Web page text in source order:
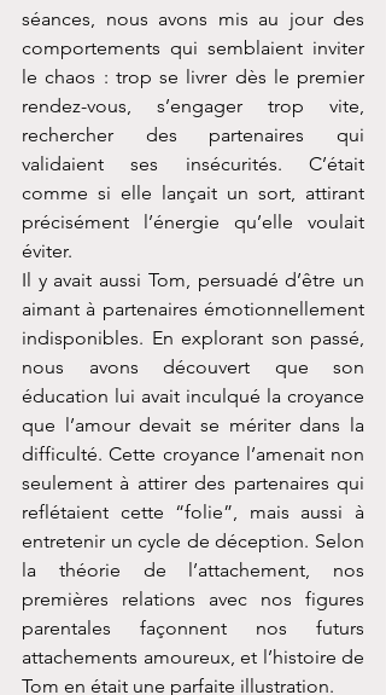
séances, nous avons mis au jour des
comportements qui semblaient inviter
le chaos : trop se livrer dès le premier
rendez-vous, s’engager trop vite,
rechercher des partenaires qui
validaient ses insécurités. C’était
comme si elle lançait un sort, attirant
précisément l’énergie qu’elle voulait
éviter.
Il y avait aussi Tom, persuadé d’être un
aimant à partenaires émotionnellement
indisponibles. En explorant son passé,
nous avons découvert que son
éducation lui avait inculqué la croyance
que l’amour devait se mériter dans la
difficulté. Cette croyance l’amenait non
seulement à attirer des partenaires qui
reflétaient cette “folie”, mais aussi à
entretenir un cycle de déception. Selon
la théorie de l’attachement, nos
premières relations avec nos figures
parentales façonnent nos futurs
attachements amoureux, et l’histoire de
Tom en était une parfaite illustration.